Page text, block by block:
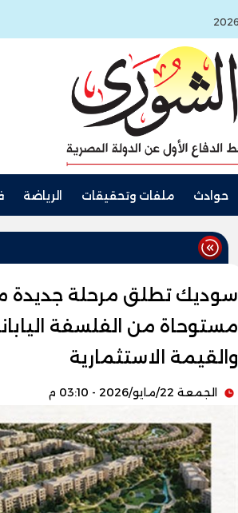
حوادث ملفات وتحقيقات الرياضة
سوديك تطلق مرحلة جديدة
مستوحاة من الفلسفة
والقيمة الاستثمارية
الجمعة 22/مايو/2026 - 03:10 م